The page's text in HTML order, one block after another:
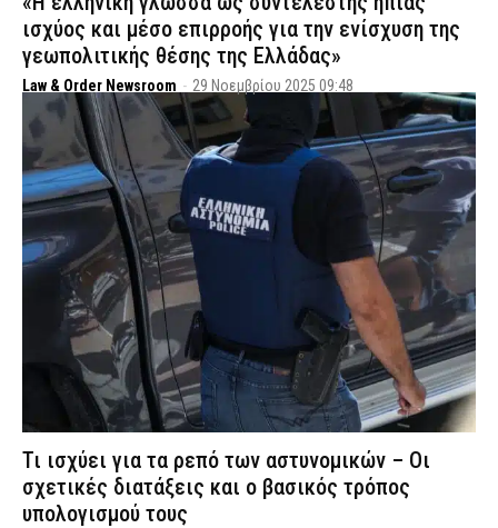
ισχύος και μέσο επιρροής για την ενίσχυση της
γεωπολιτικής θέσης της Ελλάδας»
Law & Order Newsroom - 29 Νοεμβρίου 2025 09:48
Τι ισχύει για τα ρεπό των αστυνομικών – Οι
σχετικές διατάξεις και ο βασικός τρόπος
υπολογισμού τους